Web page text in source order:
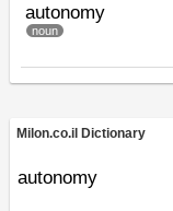
autonomy
noun
Milon.co.il Dictionary
autonomy